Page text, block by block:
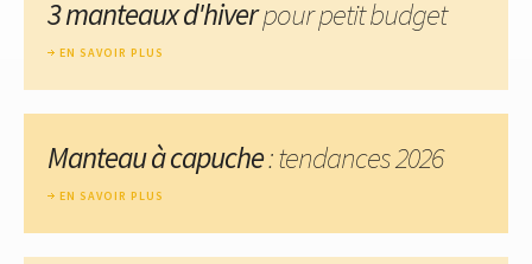
3 manteaux d'hiverpour petit budget
EN SAVOIR PLUS
Manteau à capuche: tendances 2026
EN SAVOIR PLUS